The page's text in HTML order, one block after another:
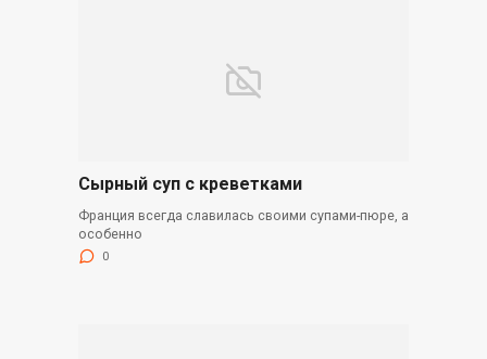
Сырный суп с креветками
Франция всегда славилась своими супами-пюре, а
особенно
0